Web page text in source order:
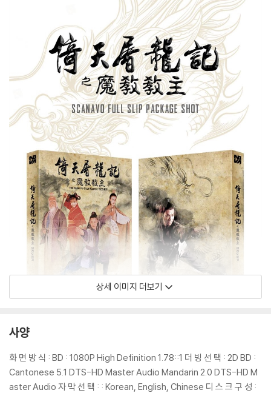
상세 이미지 더보기
사양
화 면 방 식 : BD : 1080P High Definition 1.78::1 더 빙 선 택 : 2D BD :
Cantonese 5.1 DTS-HD Master Audio Mandarin 2.0 DTS-HD M
aster Audio 자 막 선 택 : : Korean, English, Chinese 디 스 크 구 성 :